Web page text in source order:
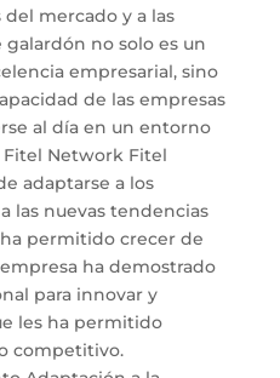
mercado y a las
galardón no solo es un
empresarial, sino
de las empresas
al día en un entorno
Network Fitel
adaptarse a los
las nuevas tendencias
permitido crecer de
ha demostrado
para innovar y
les ha permitido
competitivo.